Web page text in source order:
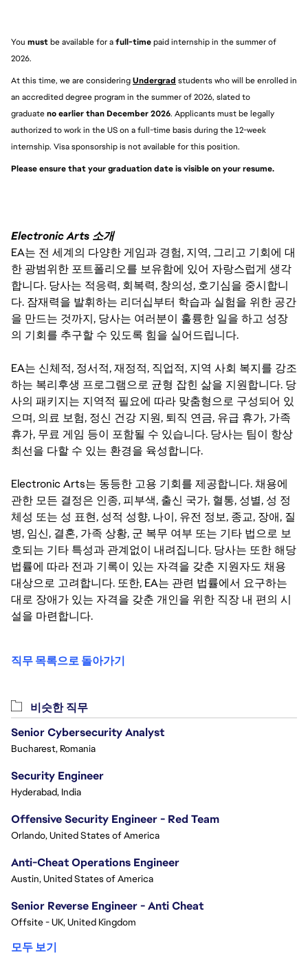
You must be available for a full-time paid internship in the summer of
2026.
At this time, we are considering Undergrad students who will be enrolled in
an accredited degree program in the summer of 2026, slated to
graduate no earlier than December 2026. Applicants must be legally
authorized to work in the US on a full-time basis during the 12-week
internship. Visa sponsorship is not available for this position.
Please ensure that your graduation date is visible on your resume.
Electronic Arts 소개
EA는 전 세계의 다양한 게임과 경험, 지역, 그리고 기회에 대
한 광범위한 포트폴리오를 보유함에 있어 자랑스럽게 생각
합니다. 당사는 적응력, 회복력, 창의성, 호기심을 중시합니
다. 잠재력을 발휘하는 리더십부터 학습과 실험을 위한 공간
을 만드는 것까지, 당사는 여러분이 훌륭한 일을 하고 성장
의 기회를 추구할 수 있도록 힘을 실어드립니다.
EA는 신체적, 정서적, 재정적, 직업적, 지역 사회 복지를 강조
하는 복리후생 프로그램으로 균형 잡힌 삶을 지원합니다. 당
사의 패키지는 지역적 필요에 따라 맞춤형으로 구성되어 있
으며, 의료 보험, 정신 건강 지원, 퇴직 연금, 유급 휴가, 가족
휴가, 무료 게임 등이 포함될 수 있습니다. 당사는 팀이 항상
최선을 다할 수 있는 환경을 육성합니다.
Electronic Arts는 동등한 고용 기회를 제공합니다. 채용에
관한 모든 결정은 인종, 피부색, 출신 국가, 혈통, 성별, 성 정
체성 또는 성 표현, 성적 성향, 나이, 유전 정보, 종교, 장애, 질
병, 임신, 결혼, 가족 상황, 군 복무 여부 또는 기타 법으로 보
호되는 기타 특성과 관계없이 내려집니다. 당사는 또한 해당
법률에 따라 전과 기록이 있는 자격을 갖춘 지원자도 채용
대상으로 고려합니다. 또한, EA는 관련 법률에서 요구하는
대로 장애가 있는 자격을 갖춘 개인을 위한 직장 내 편의 시
설을 마련합니다.
직무 목록으로 돌아가기
비슷한 직무
Senior Cybersecurity Analyst
Bucharest, Romania
Security Engineer
Hyderabad, India
Offensive Security Engineer - Red Team
Orlando, United States of America
Anti-Cheat Operations Engineer
Austin, United States of America
Senior Reverse Engineer - Anti Cheat
Offsite - UK, United Kingdom
모두 보기